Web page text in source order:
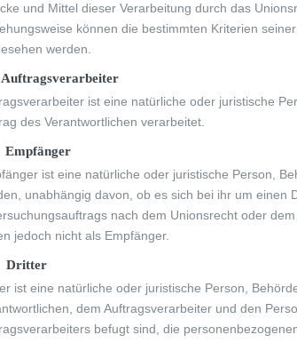
und Mittel dieser Verarbeitung durch das
können die bestimmten Kriterien
werden.
ist eine natürliche oder juristische
des Verantwortlichen verarbeitet.
ist eine natürliche oder juristische Person,
unabhängig davon, ob es sich bei ihr um einen
nach dem Unionsrecht oder
jedoch nicht als Empfänger.
ist eine natürliche oder juristische Person,
dem Auftragsverarbeiter und den
befugt sind, die